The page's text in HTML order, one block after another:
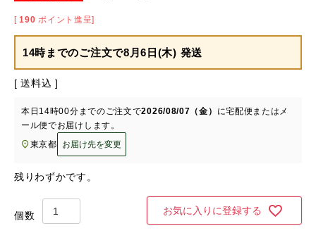
[ 190 ポイント進呈]
14時までのご注文で8月6日(木) 発送
送料込
本日 14時00分 までのご注文で2026/08/07（金） に宅配便またはメ
ール便でお届けします。
東京都
お届け先を変更
残りわずかです。
お気に入りに登録する